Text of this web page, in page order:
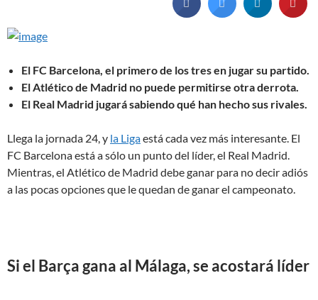
El FC Barcelona, el primero de los tres en jugar su partido.
El Atlético de Madrid no puede permitirse otra derrota.
El Real Madrid jugará sabiendo qué han hecho sus rivales.
Llega la jornada 24, y la Ligaestá cada vez más interesante. El
FC Barcelona está a sólo un punto del líder, el Real Madrid.
Mientras, el Atlético de Madrid debe ganar para no decir adiós
a las pocas opciones que le quedan de ganar el campeonato.
Si el Barça gana al Málaga, se acostará líder